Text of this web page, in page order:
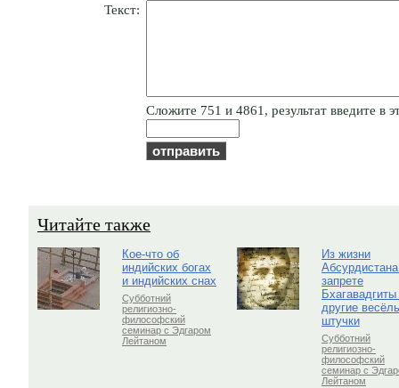
Текст:
Cлoжитe 751 и 4861, результат введите в
Читайте также
Кое-что об
индийских богах
и индийских снах
Субботний
религиозно-
философский
семинар с Эдгаром
Лейтаном
Из жизни
запрете
Бхагавадгиты
другие
штучки
Субботний
религиозно-
философский
семинар с
Лейтаном